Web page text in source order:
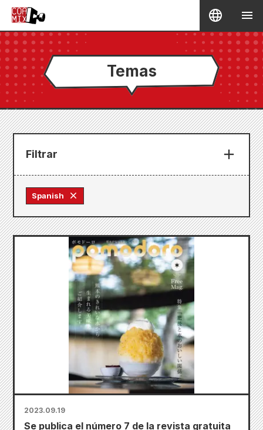
Temas
Filtrar
Spanish
2023.09.19
Se publica el número 7 de la revista gratuita